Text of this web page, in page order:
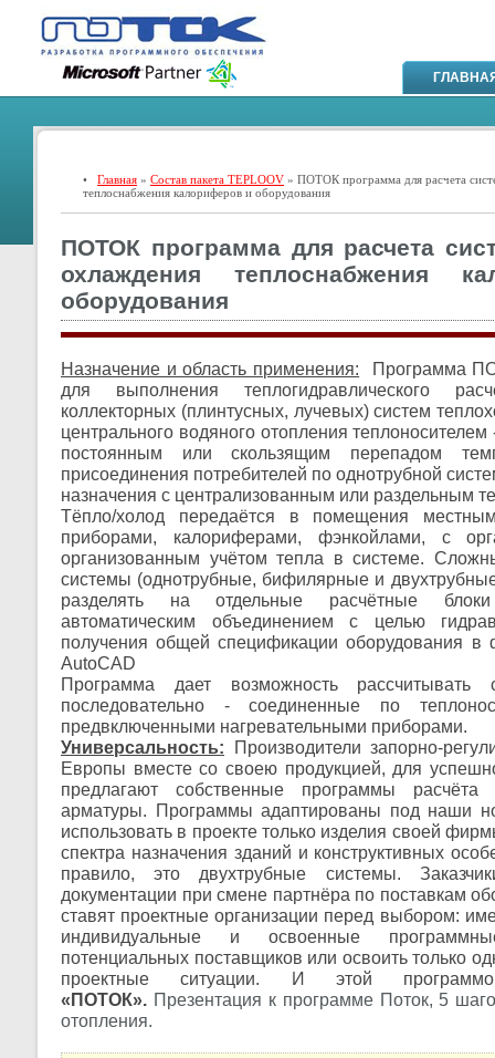
• Главная » Состав пакета TEPLOOV » ПОТОК программа для расчета
теплоснабжения калориферов и оборудования
ПОТОК программа для расчета
охлаждения теплоснабжения
оборудования
Назначение и область применения: Программа
для выполнения теплогидравлического
коллекторных (плинтусных, лучевых) систем
центрального водяного отопления
постоянным или скользящим перепадом
присоединения потребителей по однотрубной
назначения с централизованным или раздельным
Тёпло/холод передаётся в помещения
приборами, калориферами, фэнкойлами, с
организованным учётом тепла в системе.
системы (однотрубные, бифилярные и
разделять на отдельные расчётные
автоматическим объединением с целью
получения общей спецификации оборудования
AutoCAD
Программа дает возможность рассчитывать
последовательно - соединенные по
предвключенными нагревательными приборами.
Универсальность: Производители запорно-
Европы вместе со своею продукцией, для
предлагают собственные программы
арматуры. Программы адаптированы под наши
использовать в проекте только изделия своей
спектра назначения зданий и конструктивных
правило, это двухтрубные системы.
документации при смене партнёра по поставкам
ставят проектные организации перед выбором:
индивидуальные и освоенные
потенциальных поставщиков или освоить только
проектные ситуации. И этой
«ПОТОК». Презентация к программе Поток, 5
отопления.